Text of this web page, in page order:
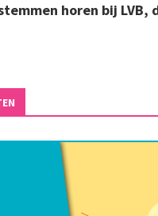
horen bij LVB,